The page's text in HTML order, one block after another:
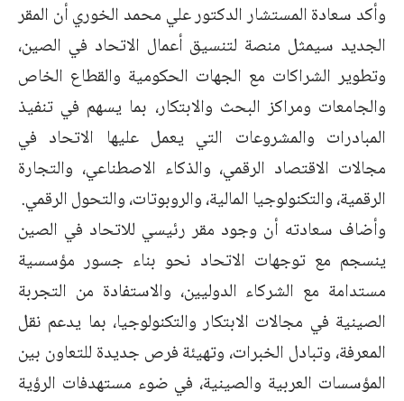
وأكد سعادة المستشار الدكتور علي محمد الخوري أن المقر
الجديد سيمثل منصة لتنسيق أعمال الاتحاد في الصين،
وتطوير الشراكات مع الجهات الحكومية والقطاع الخاص
والجامعات ومراكز البحث والابتكار، بما يسهم في تنفيذ
المبادرات والمشروعات التي يعمل عليها الاتحاد في
مجالات الاقتصاد الرقمي، والذكاء الاصطناعي، والتجارة
الرقمية، والتكنولوجيا المالية، والروبوتات، والتحول الرقمي.
وأضاف سعادته أن وجود مقر رئيسي للاتحاد في الصين
ينسجم مع توجهات الاتحاد نحو بناء جسور مؤسسية
مستدامة مع الشركاء الدوليين، والاستفادة من التجربة
الصينية في مجالات الابتكار والتكنولوجيا، بما يدعم نقل
المعرفة، وتبادل الخبرات، وتهيئة فرص جديدة للتعاون بين
المؤسسات العربية والصينية، في ضوء مستهدفات الرؤية